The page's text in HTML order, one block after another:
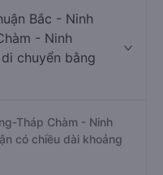
Bắc - Ninh
- Ninh
chuyển bằng
Tháp Chàm - Ninh
có chiều dài khoảng